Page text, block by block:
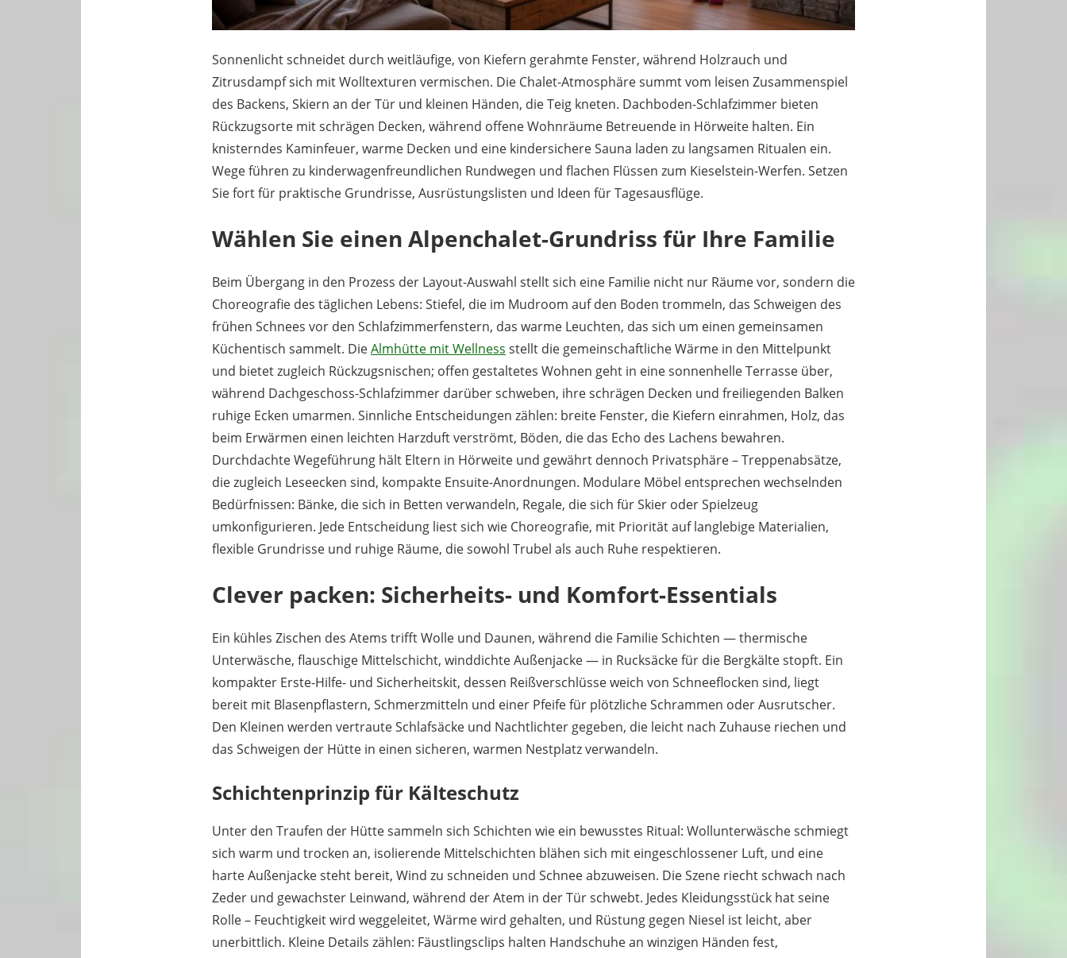
Sonnenlicht schneidet durch weitläufige, von Kiefern gerahmte Fenster, während Holzrauch und
Zitrusdampf sich mit Wolltexturen vermischen. Die Chalet-Atmosphäre summt vom leisen Zusammenspiel
des Backens, Skiern an der Tür und kleinen Händen, die Teig kneten. Dachboden-Schlafzimmer bieten
Rückzugsorte mit schrägen Decken, während offene Wohnräume Betreuende in Hörweite halten. Ein
knisterndes Kaminfeuer, warme Decken und eine kindersichere Sauna laden zu langsamen Ritualen ein.
Wege führen zu kinderwagenfreundlichen Rundwegen und flachen Flüssen zum Kieselstein-Werfen. Setzen
Sie fort für praktische Grundrisse, Ausrüstungslisten und Ideen für Tagesausflüge.
Wählen Sie einen Alpenchalet-Grundriss für Ihre Familie
Beim Übergang in den Prozess der Layout-Auswahl stellt sich eine Familie nicht nur Räume vor, sondern die
Choreografie des täglichen Lebens: Stiefel, die im Mudroom auf den Boden trommeln, das Schweigen des
frühen Schnees vor den Schlafzimmerfenstern, das warme Leuchten, das sich um einen gemeinsamen
Küchentisch sammelt. DieAlmhütte mit Wellness stellt die gemeinschaftliche Wärme in den Mittelpunkt
und bietet zugleich Rückzugsnischen; offen gestaltetes Wohnen geht in eine sonnenhelle Terrasse über,
während Dachgeschoss-Schlafzimmer darüber schweben, ihre schrägen Decken und freiliegenden Balken
ruhige Ecken umarmen. Sinnliche Entscheidungen zählen: breite Fenster, die Kiefern einrahmen, Holz, das
beim Erwärmen einen leichten Harzduft verströmt, Böden, die das Echo des Lachens bewahren.
Durchdachte Wegeführung hält Eltern in Hörweite und gewährt dennoch Privatsphäre – Treppenabsätze,
die zugleich Leseecken sind, kompakte Ensuite-Anordnungen. Modulare Möbel entsprechen wechselnden
Bedürfnissen: Bänke, die sich in Betten verwandeln, Regale, die sich für Skier oder Spielzeug
umkonfigurieren. Jede Entscheidung liest sich wie Choreografie, mit Priorität auf langlebige Materialien,
flexible Grundrisse und ruhige Räume, die sowohl Trubel als auch Ruhe respektieren.
Clever packen: Sicherheits- und Komfort-Essentials
Ein kühles Zischen des Atems trifft Wolle und Daunen, während die Familie Schichten — thermische
Unterwäsche, flauschige Mittelschicht, winddichte Außenjacke — in Rucksäcke für die Bergkälte stopft. Ein
kompakter Erste-Hilfe- und Sicherheitskit, dessen Reißverschlüsse weich von Schneeflocken sind, liegt
bereit mit Blasenpflastern, Schmerzmitteln und einer Pfeife für plötzliche Schrammen oder Ausrutscher.
Den Kleinen werden vertraute Schlafsäcke und Nachtlichter gegeben, die leicht nach Zuhause riechen und
das Schweigen der Hütte in einen sicheren, warmen Nestplatz verwandeln.
Schichtenprinzip für Kälteschutz
Unter den Traufen der Hütte sammeln sich Schichten wie ein bewusstes Ritual: Wollunterwäsche schmiegt
sich warm und trocken an, isolierende Mittelschichten blähen sich mit eingeschlossener Luft, und eine
harte Außenjacke steht bereit, Wind zu schneiden und Schnee abzuweisen. Die Szene riecht schwach nach
Zeder und gewachster Leinwand, während der Atem in der Tür schwebt. Jedes Kleidungsstück hat seine
Rolle – Feuchtigkeit wird weggeleitet, Wärme wird gehalten, und Rüstung gegen Niesel ist leicht, aber
unerbittlich. Kleine Details zählen: Fäustlingsclips halten Handschuhe an winzigen Händen fest,